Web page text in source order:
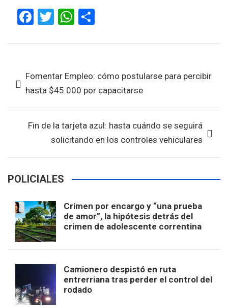
F
ce
o
o
k
T
tt
W
at
A
p
p
ar
de
entradas
Fomentar Empleo: cómo postularse para percibir
hasta $45.000 por capacitarse
Fin de la tarjeta azul: hasta cuándo se seguirá
solicitando en los controles vehiculares
POLICIALES
Crimen por encargo y “una prueba
de amor”, la hipótesis detrás del
crimen de adolescente correntina
Camionero despistó en ruta
entrerriana tras perder el control del
rodado